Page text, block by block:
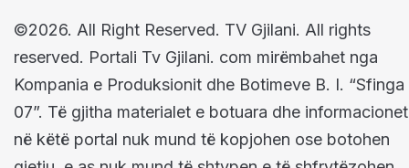
©2026. All Right Reserved. TV Gjilani. All rights
reserved. Portali Tv Gjilani. com mirëmbahet nga
Kompania e Produksionit dhe Botimeve B. I. “Sfinga
07”. Të gjitha materialet e botuara dhe informacionet
në këtë portal nuk mund të kopjohen ose botohen